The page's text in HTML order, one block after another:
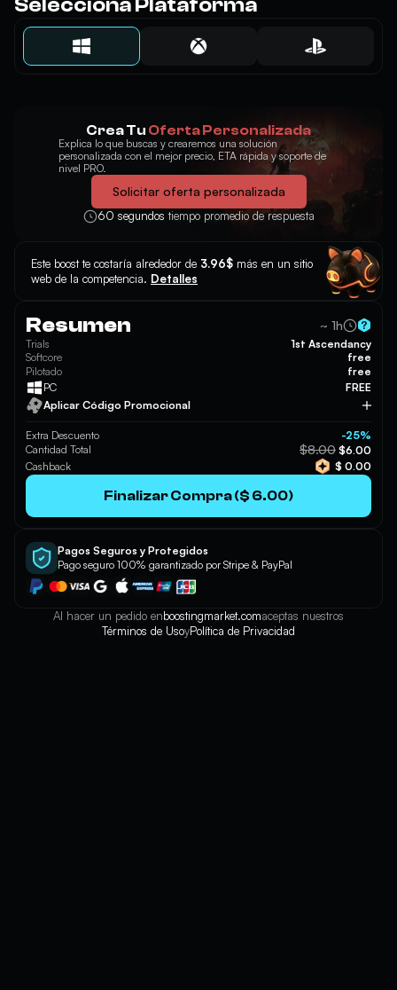
Selecciona Plataforma
Crea Tu Oferta Personalizada
Explica lo que buscas y crearemos una solución
personalizada con el mejor precio, ETA rápida y soporte de
nivel PRO.
Solicitar oferta personalizada
60 segundostiempo promedio de respuesta
Este boost te costaría alrededor de 3.96$ más en un sitio
web de la competencia. Detalles
Resumen ~ 1h
Trials
1st Ascendancy
Softcore
free
Pilotado
free
PC
FREE
Aplicar Código Promocional
Aplicar
Extra Descuento
-25%
Cantidad Total
$8.00 $6.00
Cashback
$ 0.00
Finalizar Compra ($ 6.00)
Pagos Seguros y Protegidos
Pago seguro 100% garantizado por Stripe & PayPal
Al hacer un pedido enboostingmarket.comaceptas nuestros
Términos de UsoyPolítica de Privacidad